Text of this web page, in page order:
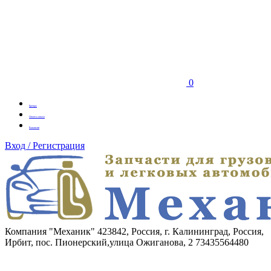
0
Бренды
Оплата заказа
Вакансии
Вход / Регистрация
Компания "Механик" 423842, Россия, г. Калининград, Россия,
Ирбит, пос. Пионерский,улица Ожиганова, 2 73435564480